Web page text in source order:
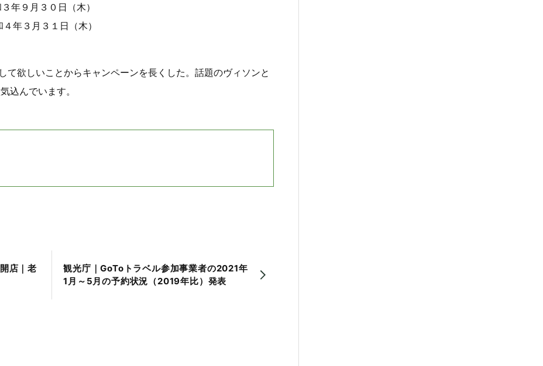
年９月３０日（木）
年３月３１日（木）
欲しいことからキャンペーンを長くした。話題のヴィソンと
込んでいます。
店｜老
観光庁｜GoToトラベル参加事業者の2021年
1月～5月の予約状況（2019年比）発表